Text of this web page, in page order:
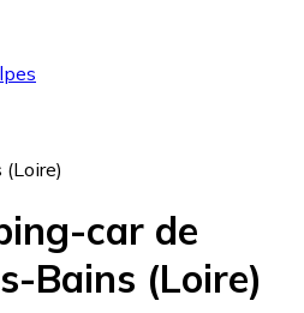
car de
Bains (Loire)